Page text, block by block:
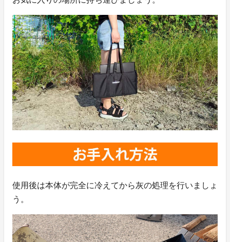
使用後は本体が完全に冷えてから灰の処理を行いましょ
う。